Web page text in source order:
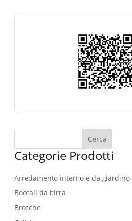
Categorie Prodotti
Arredamento interno e da giardino
Boccali da birra
Brocche